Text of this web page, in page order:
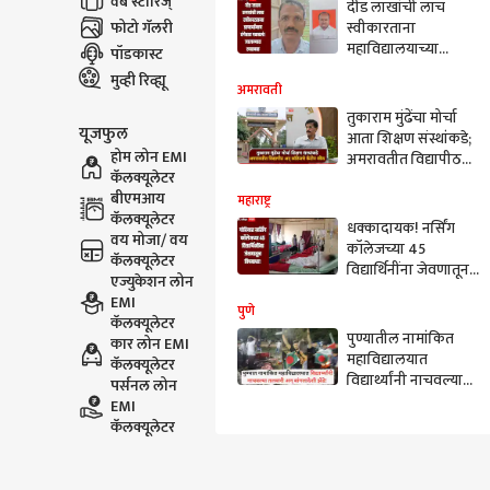
फोटो गॅलरी
पॉडकास्ट
मुव्ही रिव्ह्यू
यूजफुल
होम लोन EMI
कॅलक्यूलेटर
बीएमआय
कॅलक्यूलेटर
वय मोजा/ वय
कॅलक्यूलेटर
एज्युकेशन लोन
EMI
कॅलक्यूलेटर
कार लोन EMI
कॅलक्यूलेटर
पर्सनल लोन
EMI
कॅलक्यूलेटर
दीड लाखांची लाच
स्वीकारताना
महाविद्यालयाच्या
जण ACB च्या जाळ्यात
अमरावती
तुकाराम मुंढेंचा मोर्चा
आता शिक्षण संस्थांकडे;
अमरावतीत विद्यापीठ
महाराष्ट्र
धक्कादायक! नर्सिंग
कॉलेजच्या 45
विद्यार्थिनींना जेवणातून
महाविद्यालयात उपचार
सुरु
पुणे
पुण्यातील नामांकित
महाविद्यालयात
विद्यार्थ्यांनी नाचवल्या